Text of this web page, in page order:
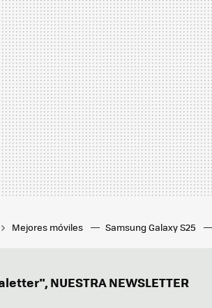
Mejores móviles Samsung Galaxy S25
NUESTRA NEWSLETTER